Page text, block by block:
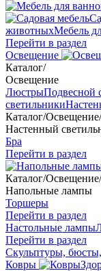
животныхМебель
Перейти в раздел
Освещение
Каталог/
Освещение
ЛюстрыПодвесной
светильники
Каталог/Освещение/
Настенный
Бра
Перейти в раздел
Каталог/Освещение/
Напольные лампы
Торшеры
Перейти в раздел
Настольные лампы
Перейти в раздел
Скульптуры, бюсты,
Ковры